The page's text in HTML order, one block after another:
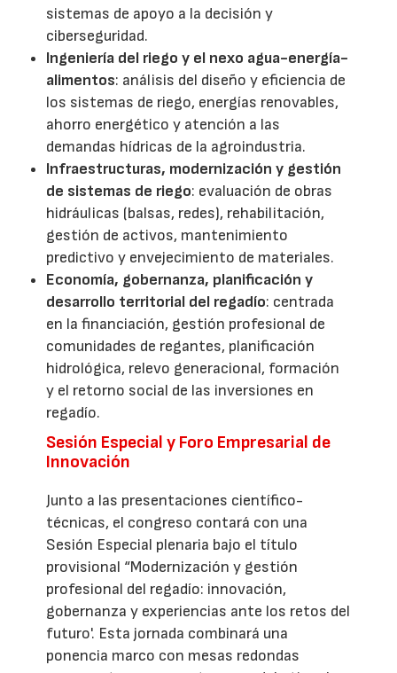
sistemas de apoyo a la decisión y
ciberseguridad.
Ingeniería del riego y el nexo agua-energía-
alimentos: análisis del diseño y eficiencia de
los sistemas de riego, energías renovables,
ahorro energético y atención a las
demandas hídricas de la agroindustria.
Infraestructuras, modernización y gestión
de sistemas de riego: evaluación de obras
hidráulicas (balsas, redes), rehabilitación,
gestión de activos, mantenimiento
predictivo y envejecimiento de materiales.
Economía, gobernanza, planificación y
desarrollo territorial del regadío: centrada
en la financiación, gestión profesional de
comunidades de regantes, planificación
hidrológica, relevo generacional, formación
y el retorno social de las inversiones en
regadío.
Sesión Especial y Foro Empresarial de
Innovación
Junto a las presentaciones científico-
técnicas, el congreso contará con una
Sesión Especial plenaria bajo el título
provisional “Modernización y gestión
profesional del regadío: innovación,
gobernanza y experiencias ante los retos del
futuro'. Esta jornada combinará una
ponencia marco con mesas redondas